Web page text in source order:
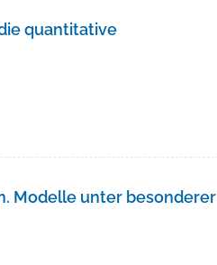
quantitative
Modelle unter besonderer